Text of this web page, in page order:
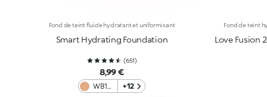
Fond de teint fluide hydratant et uniformisant
Smart Hydrating Foundation
(651)
8,99 €
WB15
+12
Fond de teint
Love Fusion